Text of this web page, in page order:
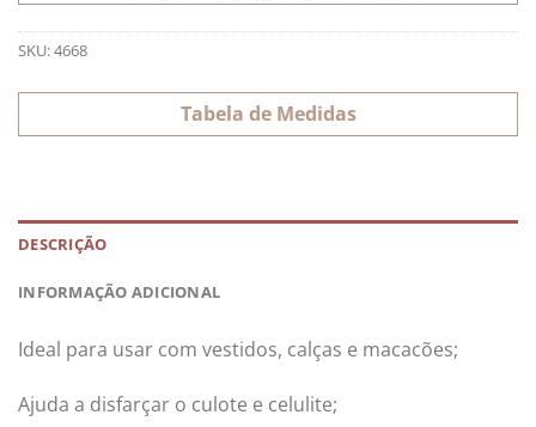
SKU:4668
Tabela de Medidas
DESCRIÇÃO
INFORMAÇÃO ADICIONAL
Ideal para usar com vestidos, calças e macacões;
Ajuda a disfarçar o culote e celulite;